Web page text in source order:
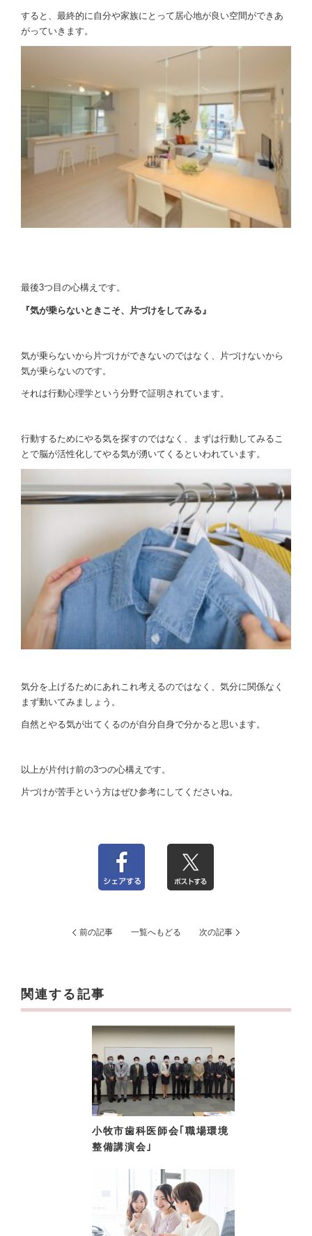
すると、最終的に自分や家族にとって居心地が良い空間ができあ
がっていきます。
最後3つ目の心構えです。
『気が乗らないときこそ、片づけをしてみる』
気が乗らないから片づけができないのではなく、片づけないから
気が乗らないのです。
それは行動心理学という分野で証明されています。
行動するためにやる気を探すのではなく、まずは行動してみるこ
とで脳が活性化してやる気が湧いてくるといわれています。
気分を上げるためにあれこれ考えるのではなく、気分に関係なく
まず動いてみましょう。
自然とやる気が出てくるのが自分自身で分かると思います。
以上が片付け前の3つの心構えです。
片づけが苦手という方はぜひ参考にしてくださいね。
前の記事 一覧へもどる 次の記事
関連する記事
小牧市歯科医師会｢職場環境
整備講演会｣